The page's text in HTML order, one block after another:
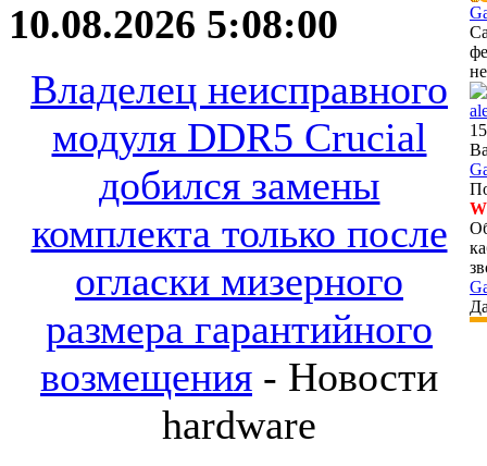
10.08.2026 5:08:00
Владелец неисправного
модуля DDR5 Crucial
добился замены
комплекта только после
огласки мизерного
размера гарантийного
возмещения - Новости
hardware